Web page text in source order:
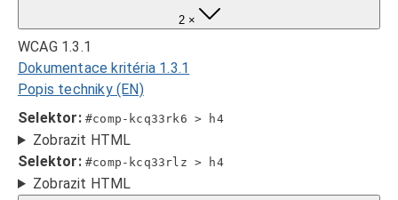
2 ×
WCAG 1.3.1
Dokumentace kritéria 1.3.1
Popis techniky (EN)
Selektor: #comp-kcq33rk6 > h4
Zobrazit HTML
Selektor: #comp-kcq33rlz > h4
Zobrazit HTML